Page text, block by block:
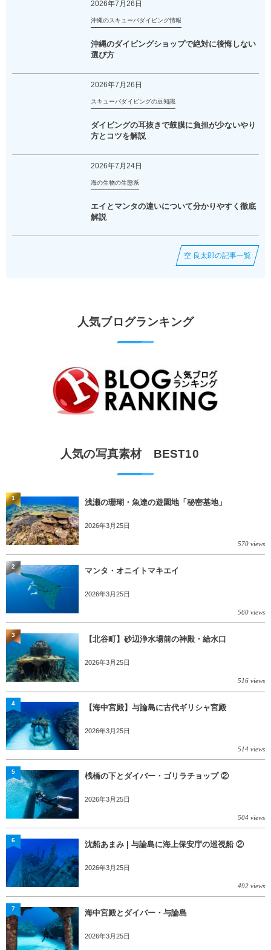
2026年7月26日
沖縄のスキューバダイビング情報
沖縄のダイビングショップで絶対に後悔しない
選び方
2026年7月26日
スキューバダイビングの豆知識
ダイビングの耳抜きで鼓膜に負担が少ないやり
方とコツを解説
2026年7月24日
海の生物の生態系
エイとマンタの違いについて分かりやすく徹底
解説
空 良太郎の記事一覧
人気ブログランキング
人気の写真素材 BEST10
浅瀬の珊瑚・魚達の遊園地「秘密基地」
2026年3月25日
570 views
1
マンタ・オニイトマキエイ
2026年3月25日
560 views
2
【北谷町】砂辺浄水場前の神殿・給水口
2026年3月25日
516 views
3
【海中宮殿】与論島に古代ギリシャ宮殿
2026年3月25日
514 views
4
桟橋の下とダイバー・ゴリラチョップ ②
2026年3月25日
504 views
5
沈船あまみ | 与論島に海上保安庁の巡視船 ②
2026年3月25日
492 views
6
海中宮殿とダイバー・与論島
2026年3月25日
7